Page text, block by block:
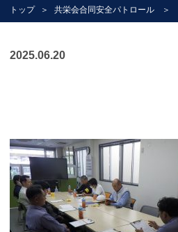
トップ 共栄会合同安全パトロール
2025.06.20